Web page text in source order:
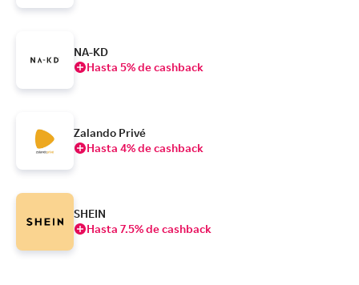
NA-KD
Hasta 5% de cashback
Zalando Privé
Hasta 4% de cashback
SHEIN
Hasta 7.5% de cashback